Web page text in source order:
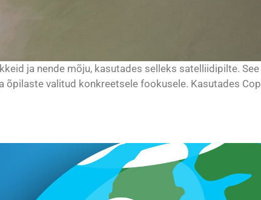
ja nende mõju, kasutades selleks satelliidipilte.
valitud konkreetsele fookusele. Kasutades